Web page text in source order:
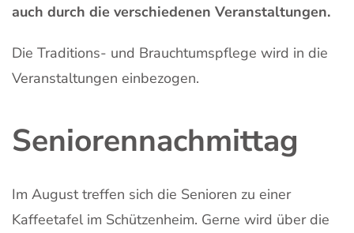
auch durch die verschiedenen Veranstaltungen.
Die Traditions- und Brauchtumspflege wird in die
Veranstaltungen einbezogen.
Seniorennachmittag
Im August treffen sich die Senioren zu einer
Kaffeetafel im Schützenheim. Gerne wird über die